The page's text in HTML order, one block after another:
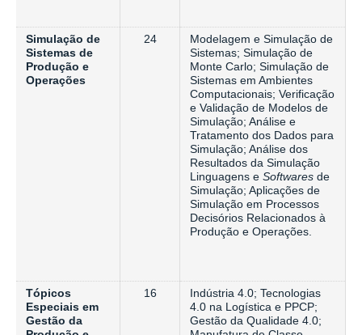
Simulação de
Sistemas de
Produção e
Operações
24
Modelagem e Simulação de
Sistemas; Simulação de
Monte Carlo; Simulação de
Sistemas em Ambientes
Computacionais; Verificação
e Validação de Modelos de
Simulação; Análise e
Tratamento dos Dados para
Simulação; Análise dos
Resultados da Simulação
Linguagens eSoftwares de
Simulação; Aplicações de
Simulação em Processos
Decisórios Relacionados à
Produção e Operações.
Tópicos
Especiais em
Gestão da
16
Indústria 4.0; Tecnologias
4.0 na Logística e PPCP;
Gestão da Qualidade 4.0;